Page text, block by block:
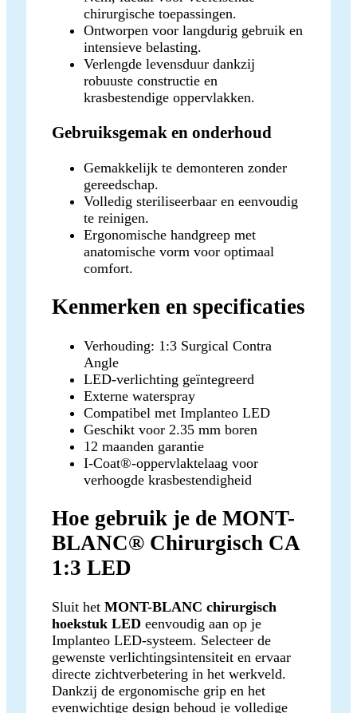
chirurgische toepassingen.
Ontworpen voor langdurig gebruik en
intensieve belasting.
Verlengde levensduur dankzij
robuuste constructie en
krasbestendige oppervlakken.
Gebruiksgemak en onderhoud
Gemakkelijk te demonteren zonder
gereedschap.
Volledig steriliseerbaar en eenvoudig
te reinigen.
Ergonomische handgreep met
anatomische vorm voor optimaal
comfort.
Kenmerken en specificaties
Verhouding: 1:3 Surgical Contra
Angle
LED-verlichting geïntegreerd
Externe waterspray
Compatibel met Implanteo LED
Geschikt voor 2.35 mm boren
12 maanden garantie
I-Coat®-oppervlaktelaag voor
verhoogde krasbestendigheid
Hoe gebruik je de MONT-
BLANC® Chirurgisch CA
1:3 LED
Sluit het MONT-BLANC chirurgisch
hoekstuk LED eenvoudig aan op je
Implanteo LED-systeem. Selecteer de
gewenste verlichtingsintensiteit en ervaar
directe zichtverbetering in het werkveld.
Dankzij de ergonomische grip en het
evenwichtige design behoud je volledige